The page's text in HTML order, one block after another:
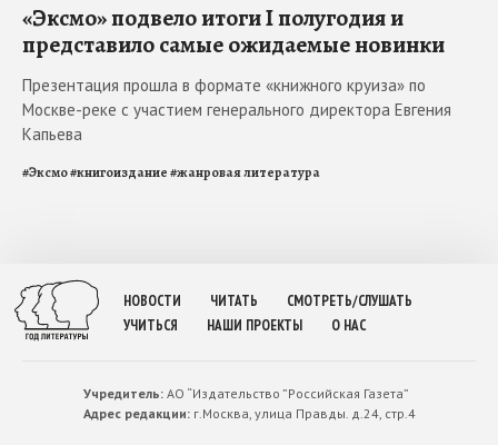
«Эксмо» подвело итоги I полугодия и
представило самые ожидаемые новинки
Презентация прошла в формате «книжного круиза» по
Москве-реке с участием генерального директора Евгения
Капьева
#Эксмо#книгоиздание#жанровая литература
НОВОСТИ ЧИТАТЬ
СМОТРЕТЬ/СЛУШАТЬ
УЧИТЬСЯ
НАШИ ПРОЕКТЫ О НАС
Учредитель:АО “Издательство ”Российская Газета”
Адрес редакции:г.Москва, улица Правды. д.24, стр.4